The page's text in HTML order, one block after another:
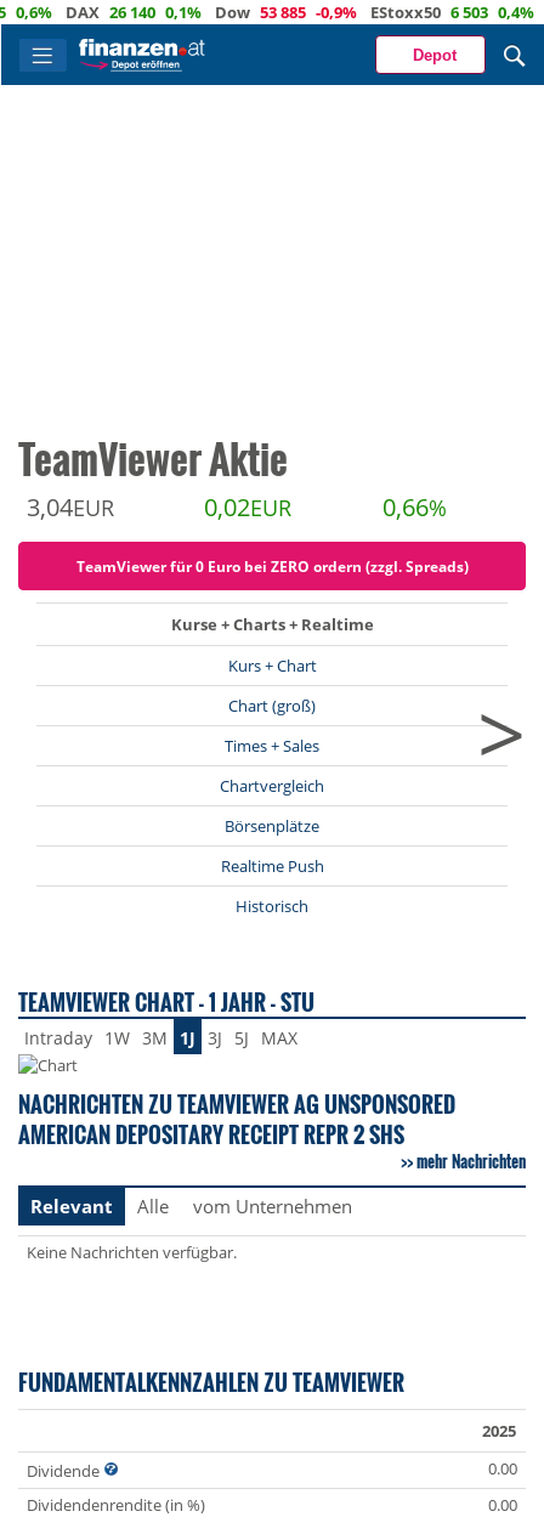
DAX 26 140 0,1% Dow 53 885 -0,9% EStoxx50 6 503 0,4%
Depot
TeamViewer Aktie
3,04EUR 0,02EUR 0,66%
TeamViewer für 0 Euro bei ZERO ordern (zzgl. Spreads)
Kurse + Charts + Realtime
Kurs + Chart
Chart (groß)
Times + Sales
Chartvergleich
Börsenplätze
Realtime Push
Historisch
>
TEAMVIEWER CHART - 1 JAHR - STU
Intraday 1W 3M 1J 3J 5J MAX
NACHRICHTEN ZU TEAMVIEWER AG UNSPONSORED
AMERICAN DEPOSITARY RECEIPT REPR 2 SHS
mehr Nachrichten
Relevant
Alle vom Unternehmen
Keine Nachrichten verfügbar.
FUNDAMENTALKENNZAHLEN ZU TEAMVIEWER
2025
Dividende
0.00
Dividendenrendite (in %)
0.00